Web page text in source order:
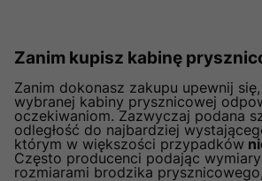
Zanim kupisz kabinę
Zanim dokonasz zakupu upewnij
wybranej kabiny prysznicowej
oczekiwaniom. Zazwyczaj podana
odległość do najbardziej
którym w większości przypadków
Często producenci podając
rozmiarami brodzika